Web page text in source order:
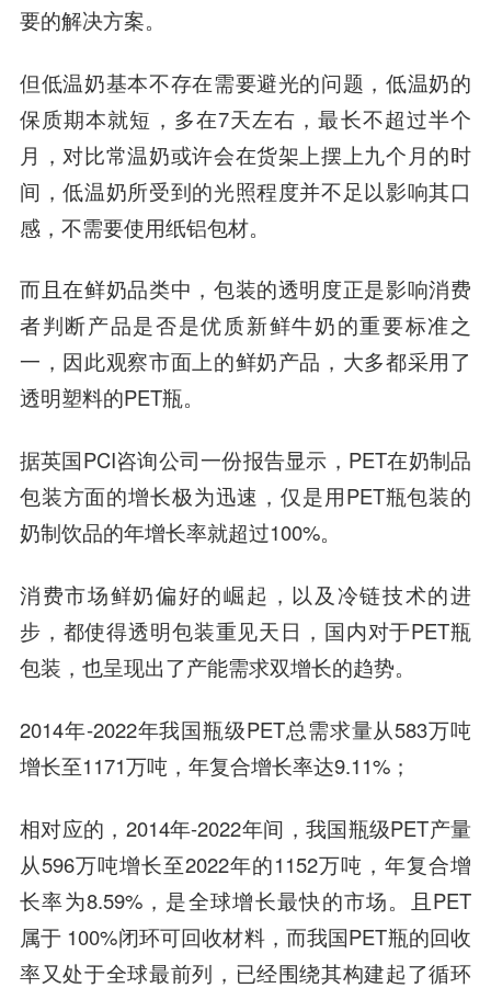
要的解决方案。
但低温奶基本不存在需要避光的问题，低温奶的
保质期本就短，多在7天左右，最长不超过半个
月，对比常温奶或许会在货架上摆上九个月的时
间，低温奶所受到的光照程度并不足以影响其口
感，不需要使用纸铝包材。
而且在鲜奶品类中，包装的透明度正是影响消费
者判断产品是否是优质新鲜牛奶的重要标准之
一，因此观察市面上的鲜奶产品，大多都采用了
透明塑料的PET瓶。
据英国PCI咨询公司一份报告显示，PET在奶制品
包装方面的增长极为迅速，仅是用PET瓶包装的
奶制饮品的年增长率就超过100%。
消费市场鲜奶偏好的崛起，以及冷链技术的进
步，都使得透明包装重见天日，国内对于PET瓶
包装，也呈现出了产能需求双增长的趋势。
2014年-2022年我国瓶级PET总需求量从583万吨
增长至1171万吨，年复合增长率达9.11%；
相对应的，2014年-2022年间，我国瓶级PET产量
从596万吨增长至2022年的1152万吨，年复合增
长率为8.59%，是全球增长最快的市场。且PET
属于 100%闭环可回收材料，而我国PET瓶的回收
率又处于全球最前列，已经围绕其构建起了循环